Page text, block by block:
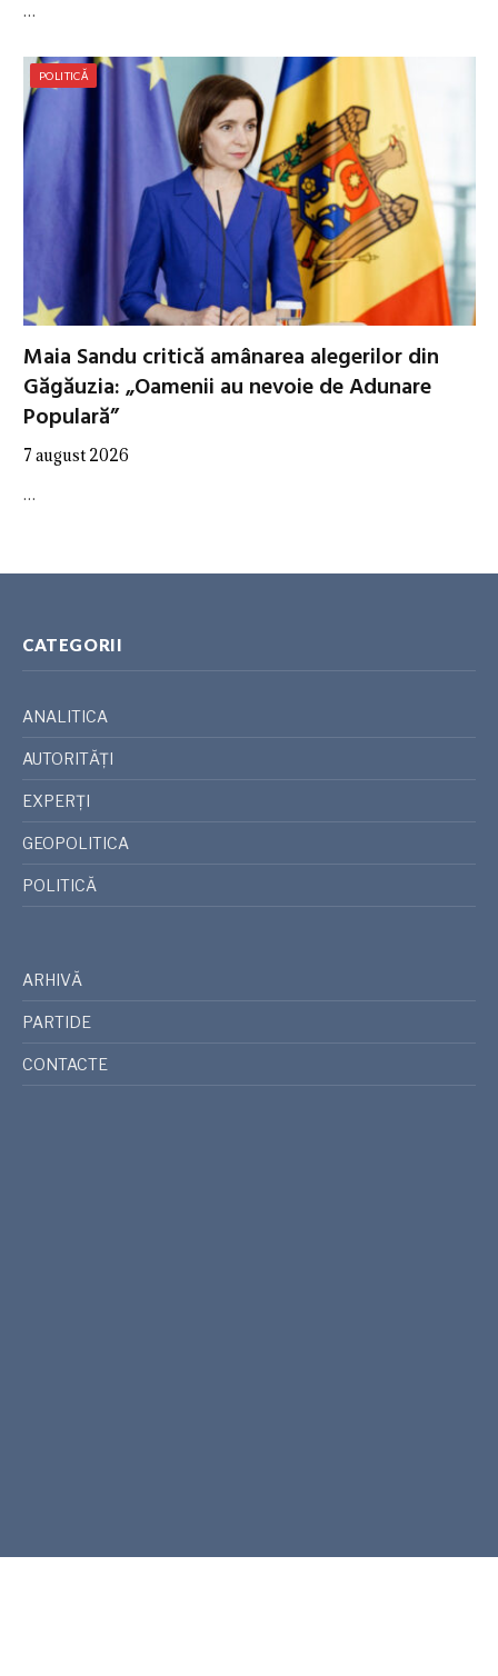
…
POLITICĂ
Maia Sandu critică amânarea alegerilor din
Găgăuzia: „Oamenii au nevoie de Adunare
Populară”
7 august 2026
…
CATEGORII
ANALITICA
AUTORITĂȚI
EXPERȚI
GEOPOLITICA
POLITICĂ
ARHIVĂ
PARTIDE
CONTACTE